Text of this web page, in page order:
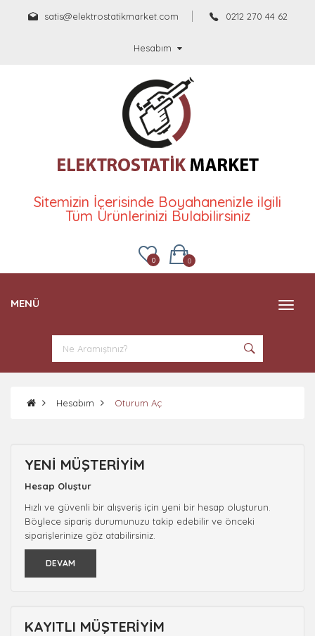
satis@elektrostatikmarket.com 0212 270 44 62
Hesabım
Sitemizin İçerisinde Boyahanenizle ilgili
Tüm Ürünlerinizi Bulabilirsiniz
0
0
MENÜ
Hesabım Oturum Aç
YENI MÜŞTERIYIM
Hesap Oluştur
Hızlı ve güvenli bir alışveriş için yeni bir hesap oluşturun.
Böylece sipariş durumunuzu takip edebilir ve önceki
siparişlerinize göz atabilirsiniz.
DEVAM
KAYITLI MÜŞTERIYIM